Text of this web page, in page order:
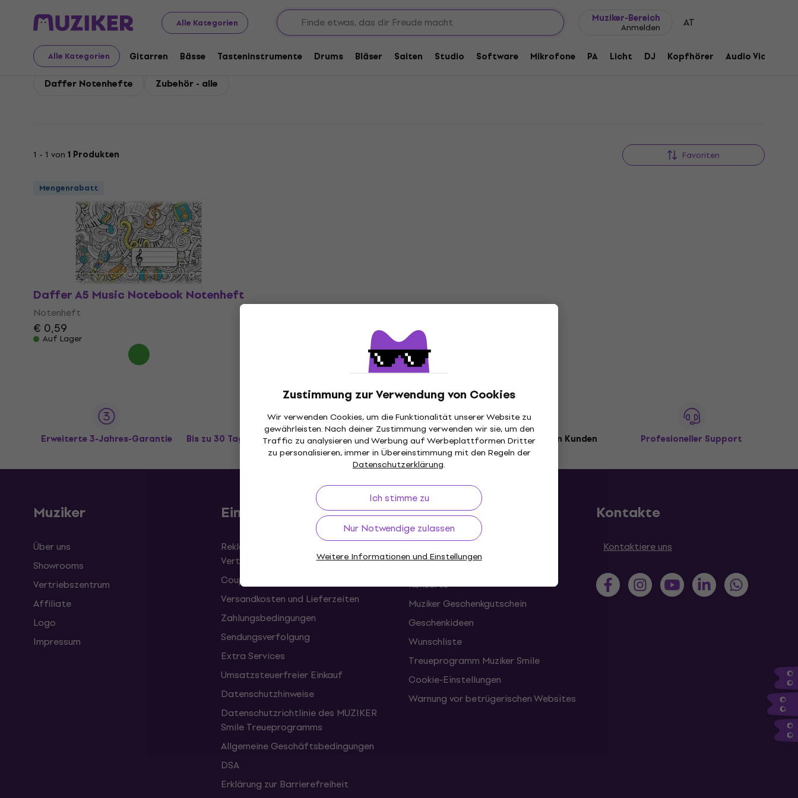
Alle Kategorien
Muziker-Bereich
Anmelden AT
Alle Kategorien Gitarren Bässe Tasteninstrumente Drums Bläser Saiten Studio Software Mikrofone PA Licht DJ Kopfhörer Audio Video
Zustimmung zur Verwendung von Cookies
Wir verwenden Cookies, um die Funktionalität unserer Website zu
gewährleisten. Nach deiner Zustimmung verwenden wir sie, um den
Traffic zu analysieren und Werbung auf Werbeplattformen Dritter
zu personalisieren, immer in Übereinstimmung mit den Regeln der
Datenschutzerklärung.
Ich stimme zu
Nur Notwendige zulassen
Weitere Informationen und Einstellungen
Daffer Daffer Zubehör
Daffer Zubehör
Daffer Notenhefte Zubehör - alle
1 - 1 von 1 Produkten Favoriten
Mengenrabatt
Daffer A5 Music Notebook Notenheft
Notenheft
€ 0,59
Auf Lager
Erweiterte 3-Jahres-Garantie Bis zu 30 Tage Rückgaberecht Versand gratisvon 149 € Über 3 Millionen Kunden Profesioneller Support
Muziker
Über uns
Showrooms
Vertriebszentrum
Affiliate
Logo
Impressum
Einkauf
Reklamationen und Rücktritte vom
Vertrag
Coupons
Versandkosten und Lieferzeiten
Zahlungsbedingungen
Sendungsverfolgung
Extra Services
Umsatzsteuerfreier Einkauf
Datenschutzhinweise
Datenschutzrichtlinie des MUZIKER
Smile Treueprogramms
Allgemeine Geschäftsbedingungen
DSA
Erklärung zur Barrierefreiheit
Nützliches
Muziker Blog
Konzerte
Muziker Geschenkgutschein
Geschenkideen
Wunschliste
Treueprogramm Muziker Smile
Cookie-Einstellungen
Warnung vor betrügerischen Websites
Kontakte
Kontaktiere uns